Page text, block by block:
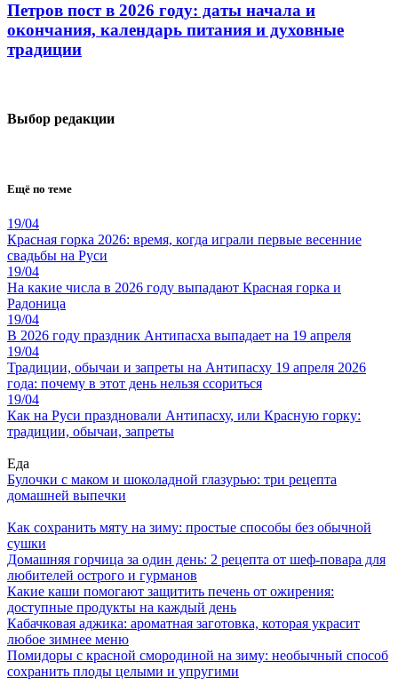
Петров пост в 2026 году: даты начала и
окончания, календарь питания и духовные
традиции
Выбор редакции
Ещё по теме
19/04
Красная горка 2026: время, когда играли первые весенние
свадьбы на Руси
19/04
На какие числа в 2026 году выпадают Красная горка и
Радоница
19/04
В 2026 году праздник Антипасха выпадает на 19 апреля
19/04
Традиции, обычаи и запреты на Антипасху 19 апреля 2026
года: почему в этот день нельзя ссориться
19/04
Как на Руси праздновали Антипасху, или Красную горку:
традиции, обычаи, запреты
Еда
Булочки с маком и шоколадной глазурью: три рецепта
домашней выпечки
Как сохранить мяту на зиму: простые способы без обычной
сушки
Домашняя горчица за один день: 2 рецепта от шеф-повара для
любителей острого и гурманов
Какие каши помогают защитить печень от ожирения:
доступные продукты на каждый день
Кабачковая аджика: ароматная заготовка, которая украсит
любое зимнее меню
Помидоры с красной смородиной на зиму: необычный способ
сохранить плоды целыми и упругими